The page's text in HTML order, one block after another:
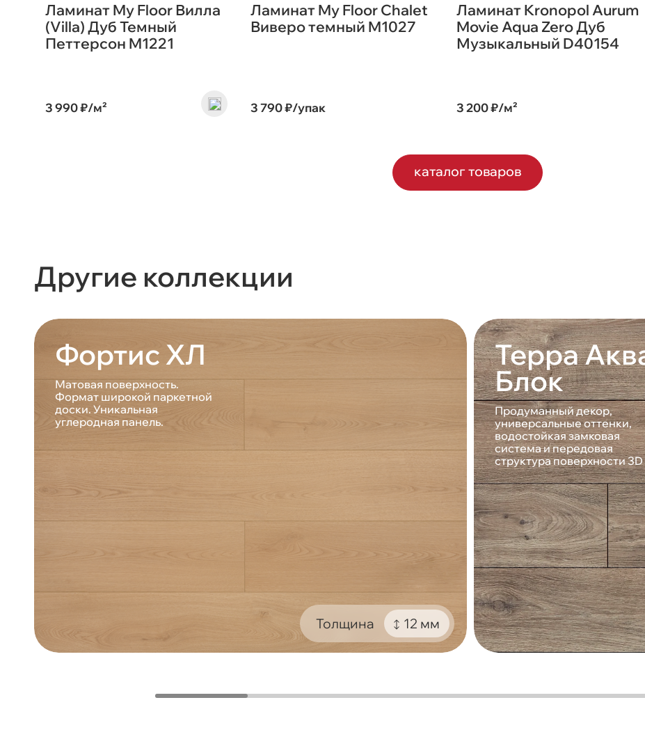
Ламинат My Floor Вилла
(Villa) Дуб Темный
Петтерсон M1221
3 990 ₽/м²
Ламинат My Floor Chalet
Виверо темный M1027
3 790 ₽/упак
Ламинат Kronopol Aurum
Movie Aqua Zero Дуб
Музыкальный D40154
3 200 ₽/м²
каталог товаров
Другие коллекции
Фортис ХЛ
Матовая поверхность.
Формат широкой паркетной
доски. Уникальная
углеродная панель.
Толщина 12 мм
Терра
Блок
Продуманный декор,
универсальные оттенки,
водостойкая замковая
система и передовая
структура поверхности 3D